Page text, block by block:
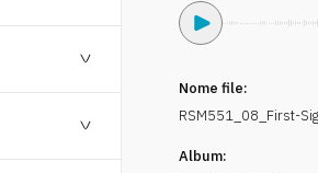
Nome file:
RSM551_08_First-
Album: